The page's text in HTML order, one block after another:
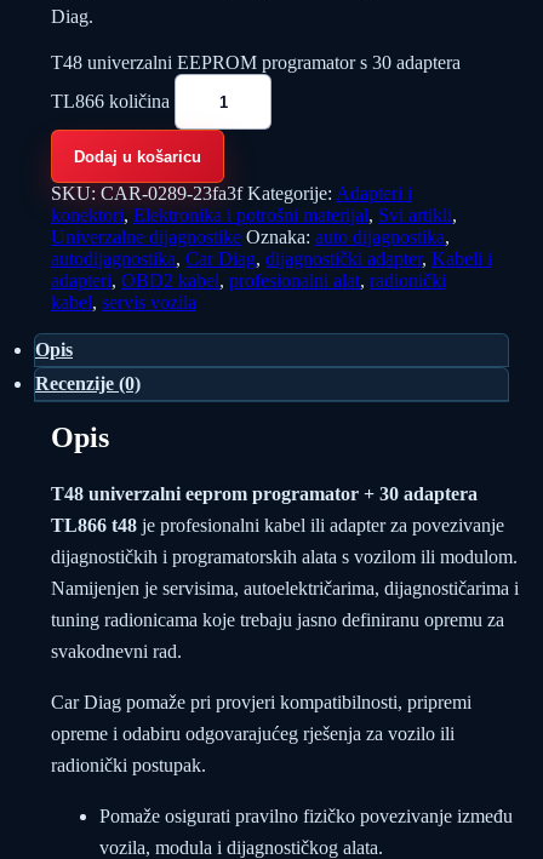
Diag.
T48 univerzalni EEPROM programator s 30 adaptera
TL866 količina
Dodaj u košaricu
SKU: CAR-0289-23fa3f Kategorije: Adapteri i
konektori, Elektronika i potrošni materijal, Svi artikli,
Univerzalne dijagnostike Oznaka: auto dijagnostika,
autodijagnostika, Car Diag, dijagnostički adapter, Kabeli i
adapteri, OBD2 kabel, profesionalni alat, radionički
kabel, servis vozila
Opis
Recenzije (0)
Opis
T48 univerzalni eeprom programator + 30 adaptera
TL866 t48 je profesionalni kabel ili adapter za povezivanje
dijagnostičkih i programatorskih alata s vozilom ili modulom.
Namijenjen je servisima, autoelektričarima, dijagnostičarima i
tuning radionicama koje trebaju jasno definiranu opremu za
svakodnevni rad.
Car Diag pomaže pri provjeri kompatibilnosti, pripremi
opreme i odabiru odgovarajućeg rješenja za vozilo ili
radionički postupak.
Pomaže osigurati pravilno fizičko povezivanje između
vozila, modula i dijagnostičkog alata.